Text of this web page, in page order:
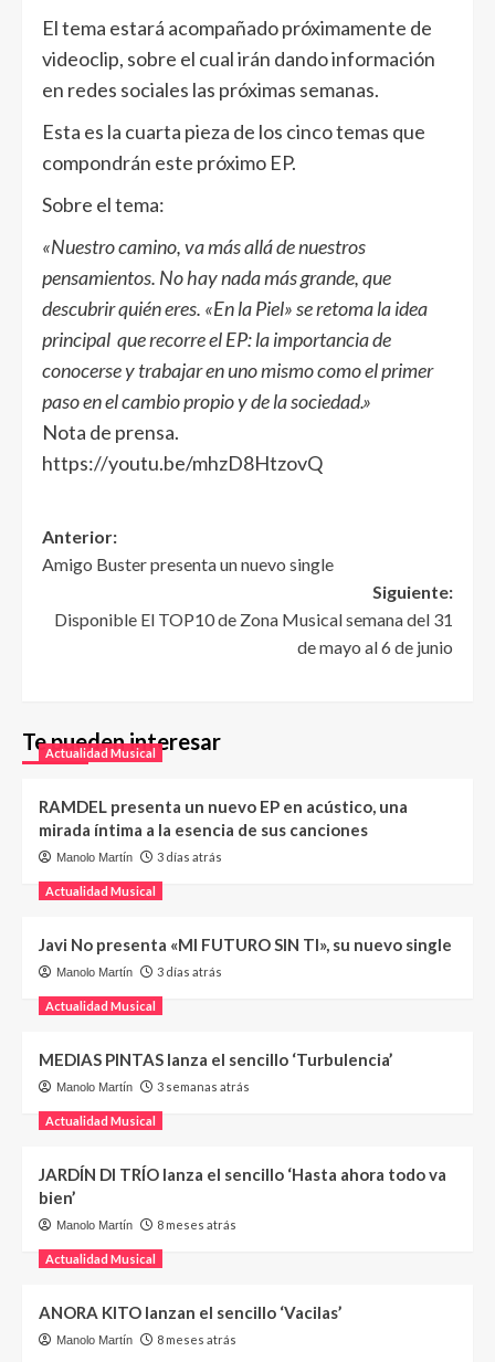
El tema estará acompañado próximamente de
videoclip, sobre el cual irán dando información
en redes sociales las próximas semanas.
Esta es la cuarta pieza de los cinco temas que
compondrán este próximo EP.
Sobre el tema:
«Nuestro camino, va más allá de nuestros
pensamientos. No hay nada más grande, que
descubrir quién eres. «En la Piel» se retoma la idea
principal que recorre el EP: la importancia de
conocerse y trabajar en uno mismo como el primer
paso en el cambio propio y de la sociedad.»
Nota de prensa.
https://youtu.be/mhzD8HtzovQ
Anterior:
Amigo Buster presenta un nuevo single
Siguiente:
Disponible El TOP10 de Zona Musical semana del 31
de mayo al 6 de junio
Te pueden interesar
Actualidad Musical
RAMDEL presenta un nuevo EP en acústico, una
mirada íntima a la esencia de sus canciones
Manolo Martín 3 días atrás
Actualidad Musical
Javi No presenta «MI FUTURO SIN TI», su nuevo single
Manolo Martín 3 días atrás
Actualidad Musical
MEDIAS PINTAS lanza el sencillo ‘Turbulencia’
Manolo Martín 3 semanas atrás
Actualidad Musical
JARDÍN DI TRÍO lanza el sencillo ‘Hasta ahora todo va
bien’
Manolo Martín 8 meses atrás
Actualidad Musical
ANORA KITO lanzan el sencillo ‘Vacilas’
Manolo Martín 8 meses atrás